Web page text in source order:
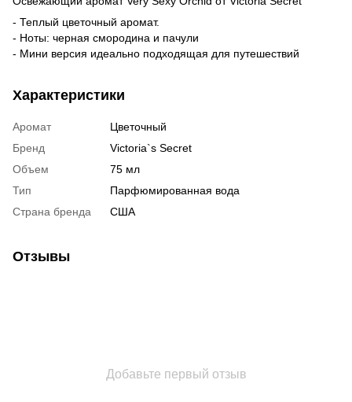
- Теплый цветочный аромат.
- Ноты: черная смородина и пачули
- Мини версия идеально подходящая для путешествий
Характеристики
Аромат
Цветочный
Бренд
Victoria`s Secret
Объем
75 мл
Тип
Парфюмированная вода
Страна бренда
США
Отзывы
Добавьте первый отзыв